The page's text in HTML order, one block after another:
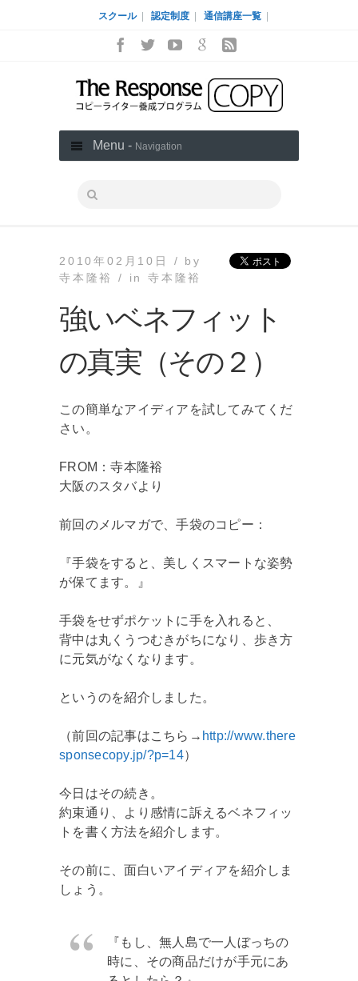
スクール 認定制度 通信講座一覧
Menu - Navigation
2010年02月10日 / by
寺本隆裕 / in 寺本隆裕
強いベネフィット
の真実（その２）
この簡単なアイディアを試してみてくだ
さい。
FROM：寺本隆裕
大阪のスタバより
前回のメルマガで、手袋のコピー：
『手袋をすると、美しくスマートな姿勢
が保てます。』
手袋をせずポケットに手を入れると、
背中は丸くうつむきがちになり、歩き方
に元気がなくなります。
というのを紹介しました。
（前回の記事はこちら→ http://www.there
sponsecopy.jp/?p=14）
今日はその続き。
約束通り、より感情に訴えるベネフィッ
トを書く方法を紹介します。
その前に、面白いアイディアを紹介しま
しょう。
『もし、無人島で一人ぼっちの
時に、その商品だけが手元にあ